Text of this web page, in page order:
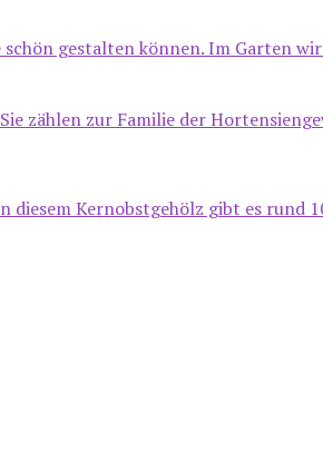
gestalten können. Im Garten
zählen zur Familie der
Kernobstgehölz gibt es rund